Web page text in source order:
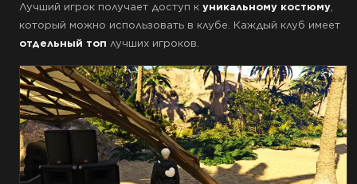
Лучший игрок получает доступ к уникальному костюму,
который можно использовать в клубе. Каждый клуб имеет
отдельный топ лучших игроков.